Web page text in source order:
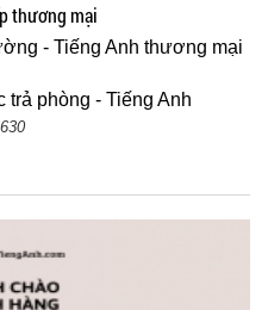
thương mại
- Tiếng Anh thương mại
trả phòng - Tiếng Anh